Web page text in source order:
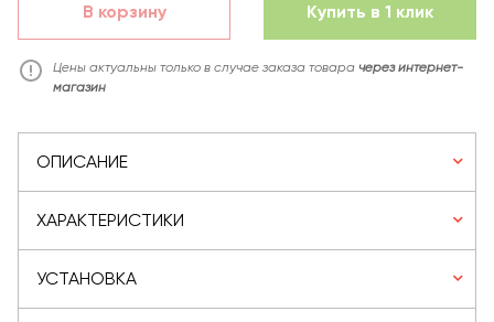
В корзину Купить в 1 клик
Цены актуальны только в случае заказа товара через интернет-
магазин
ОПИСАНИЕ
ХАРАКТЕРИСТИКИ
УСТАНОВКА